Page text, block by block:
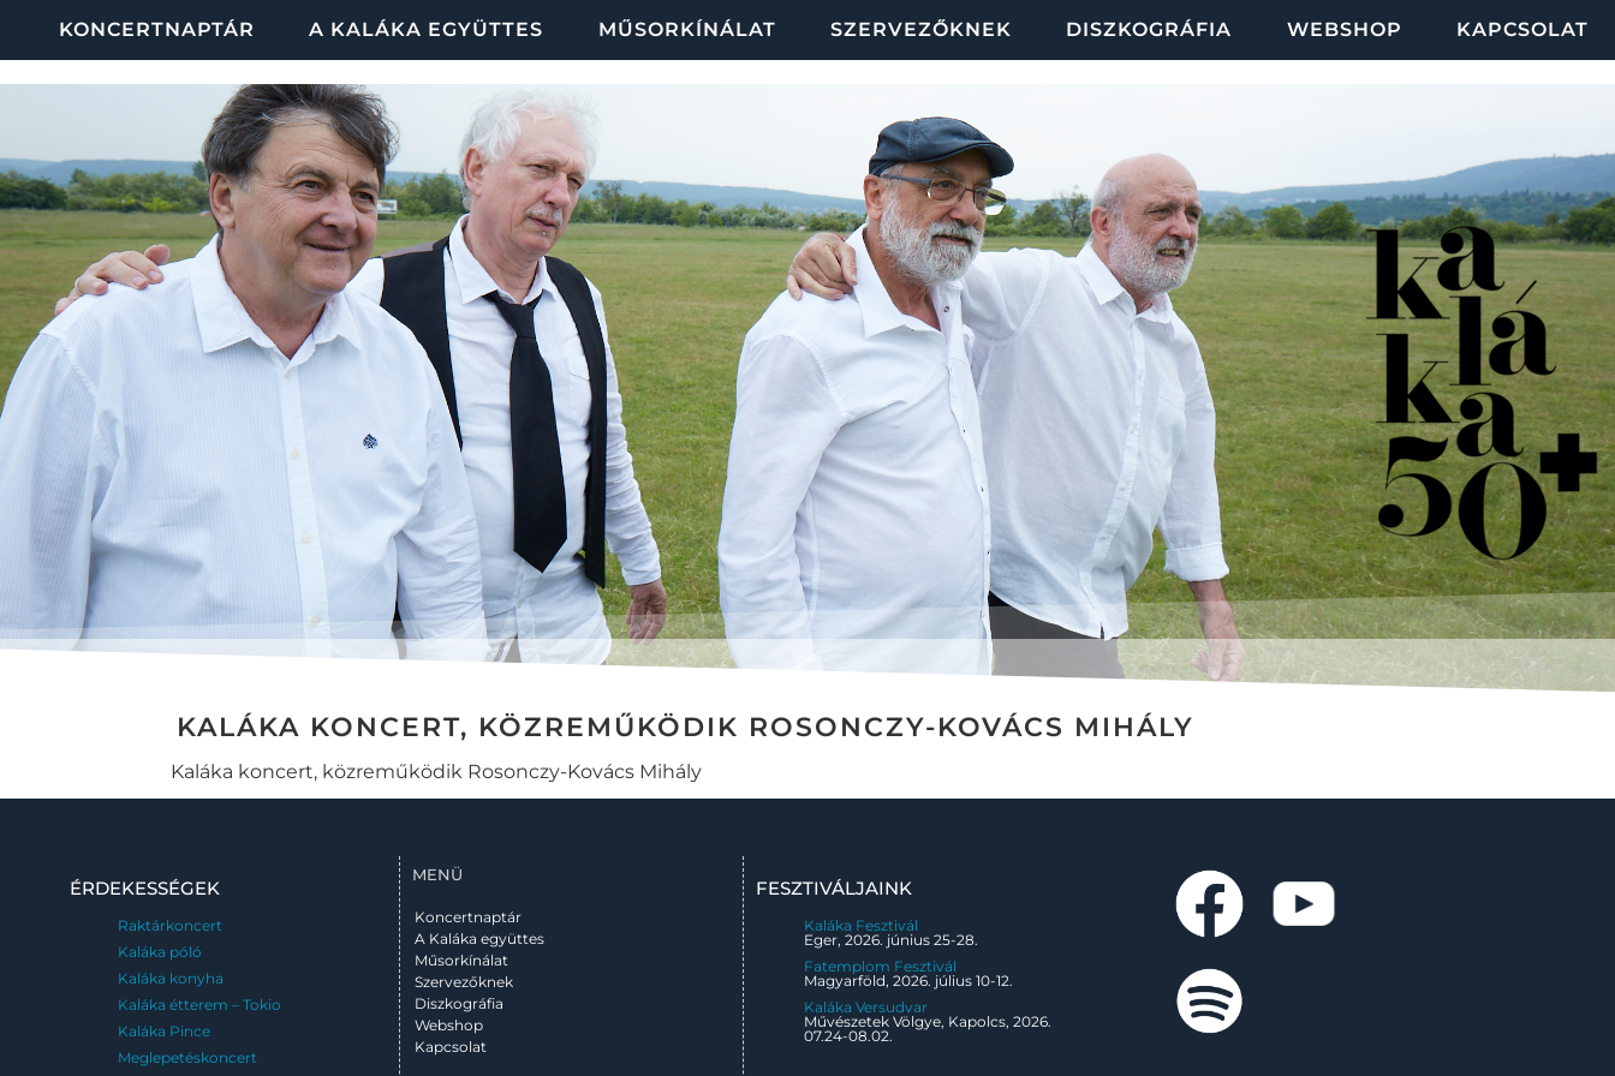
KONCERTNAPTÁR A KALÁKA EGYÜTTES MŰSORKÍNÁLAT SZERVEZŐKNEK DISZKOGRÁFIA WEBSHOP KAPCSOLAT
KALÁKA KONCERT, KÖZREMŰKÖDIK ROSONCZY-KOVÁCS MIHÁLY
Kaláka koncert, közreműködik Rosonczy-Kovács Mihály
ÉRDEKESSÉGEK
Raktárkoncert
Kaláka póló
Kaláka konyha
Kaláka étterem – Tokio
Kaláka Pince
Meglepetéskoncert
MENÜ
Koncertnaptár
A Kaláka együttes
Műsorkínálat
Szervezőknek
Diszkográfia
Webshop
Kapcsolat
FESZTIVÁLJAINK
Kaláka Fesztivál
Eger, 2026. június 25-28.
Fatemplom Fesztivál
Magyarföld, 2026. július 10-12.
Kaláka Versudvar
Művészetek Völgye, Kapolcs, 2026.
07.24-08.02.